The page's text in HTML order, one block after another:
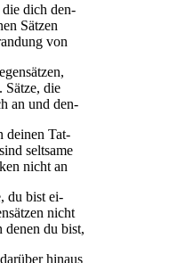
dich den-
Sätzen
von
Sätze, die
an und den-
deinen Tat-
seltsame
nicht an
du bist ei-
nicht
denen du bist,
hinaus